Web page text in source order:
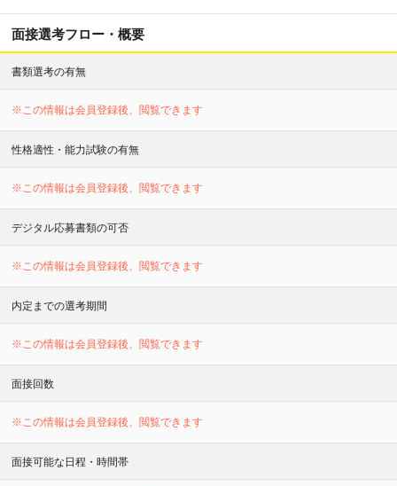
面接選考フロー・概要
書類選考の有無
※この情報は会員登録後、閲覧できます
性格適性・能力試験の有無
※この情報は会員登録後、閲覧できます
デジタル応募書類の可否
※この情報は会員登録後、閲覧できます
内定までの選考期間
※この情報は会員登録後、閲覧できます
面接回数
※この情報は会員登録後、閲覧できます
面接可能な日程・時間帯